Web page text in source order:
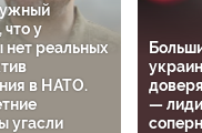
что у
нет реальных
в НАТО.
угасли
—